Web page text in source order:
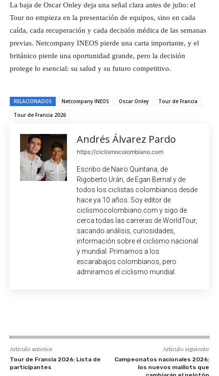
La baja de Oscar Onley deja una señal clara antes de julio: el
Tour no empieza en la presentación de equipos, sino en cada
caída, cada recuperación y cada decisión médica de las semanas
previas. Netcompany INEOS pierde una carta importante, y el
británico pierde una oportunidad grande, pero la decisión
protege lo esencial: su salud y su futuro competitivo.
RELACIONADOS Netcompany INEOS Oscar Onley
Tour de Francia
Tour de Francia 2026
Andrés Álvarez Pardo
https://ciclismocolombiano.com
Escribo de Nairo Quintana, de
Rigoberto Urán, de Egan Bernal y de
todos los ciclistas colombianos desde
hace ya 10 años. Soy editor de
ciclismocolombiano.com y sigo de
cerca todas las carreras de WorldTour,
sacando análisis, curiosidades,
información sobre el ciclismo nacional
y mundial. Primamos a los
escarabajos colombianos, pero
admiramos el ciclismo mundial.
Artículo anterior
Tour de Francia 2026: Lista de
participantes
Artículo siguiente
Campeonatos nacionales 2026:
los nuevos maillots que